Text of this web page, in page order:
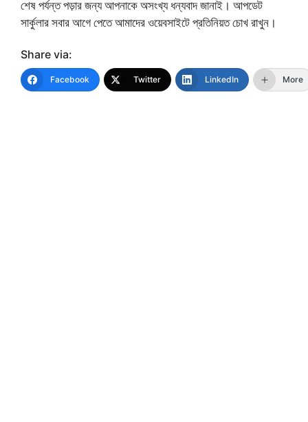
শেষ পর্যন্ত পড়ার জন্য আপনাকে অসংখ্য ধন্যবাদ জানাই। আপডেট
সার্কুলার সবার আগে পেতে আমাদের ওয়েবসাইটে প্রতিনিয়ত চোখ রাখুন।
Share via:
Facebook Twitter LinkedIn More